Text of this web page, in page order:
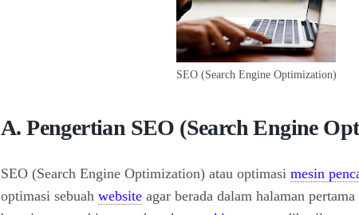
SEO (Search Engine Optimization)
A. Pengertian SEO (Search Engine
SEO (Search Engine Optimization) atau optimasi mesin
optimasi sebuah website agar berada dalam halaman